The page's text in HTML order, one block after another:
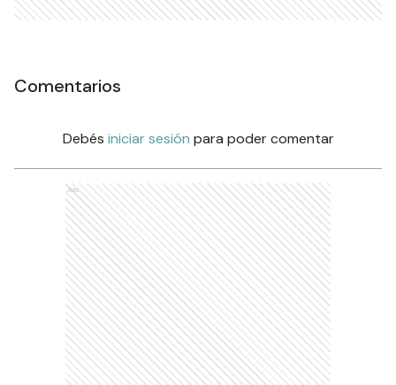
Comentarios
Debés iniciar sesión para poder comentar
Ads